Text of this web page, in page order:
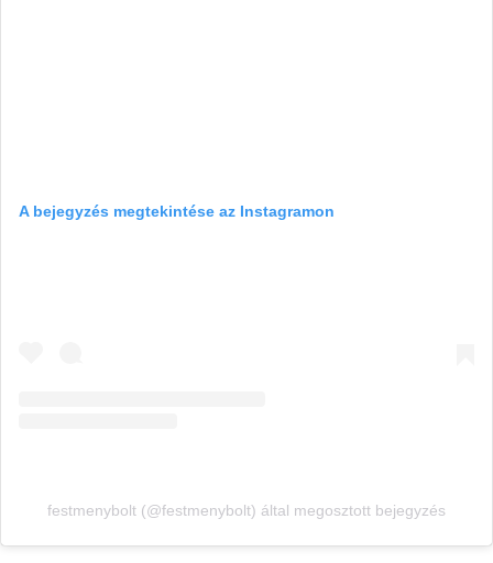
A bejegyzés megtekintése az Instagramon
festmenybolt (@festmenybolt) által megosztott bejegyzés